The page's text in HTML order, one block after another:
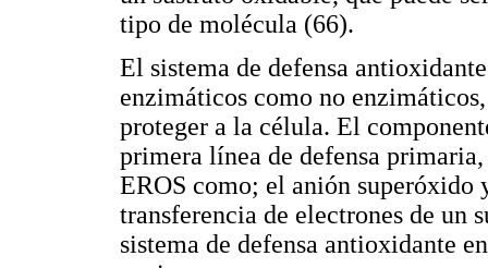
tipo de molécula (66).
El sistema de defensa
enzimáticos como no
proteger a la célula. El
primera línea de defensa
EROS como; el anión
transferencia de electrones de un
sistema de defensa antioxidante